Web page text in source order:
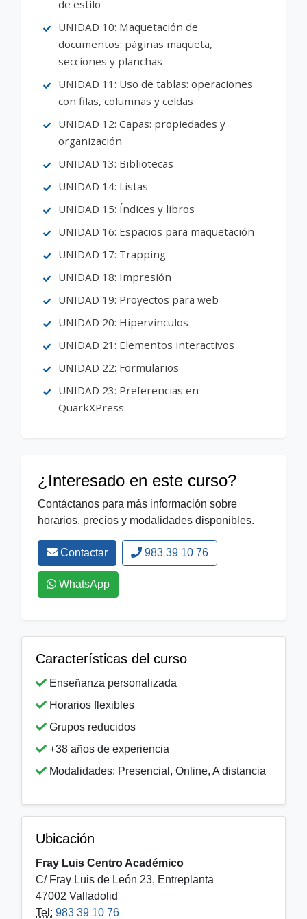
de estilo
UNIDAD 10: Maquetación de
documentos: páginas maqueta,
secciones y planchas
UNIDAD 11: Uso de tablas: operaciones
con filas, columnas y celdas
UNIDAD 12: Capas: propiedades y
organización
UNIDAD 13: Bibliotecas
UNIDAD 14: Listas
UNIDAD 15: Índices y libros
UNIDAD 16: Espacios para maquetación
UNIDAD 17: Trapping
UNIDAD 18: Impresión
UNIDAD 19: Proyectos para web
UNIDAD 20: Hipervínculos
UNIDAD 21: Elementos interactivos
UNIDAD 22: Formularios
UNIDAD 23: Preferencias en
QuarkXPress
¿Interesado en este curso?
Contáctanos para más información sobre
horarios, precios y modalidades disponibles.
Contactar 983 39 10 76
WhatsApp
Características del curso
Enseñanza personalizada
Horarios flexibles
Grupos reducidos
+38 años de experiencia
Modalidades: Presencial, Online, A distancia
Ubicación
Fray Luis Centro Académico
C/ Fray Luis de León 23, Entreplanta
47002 Valladolid
Tel: 983 39 10 76